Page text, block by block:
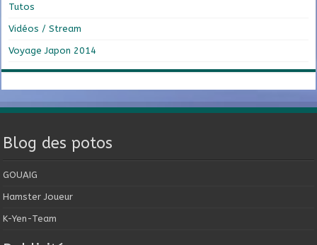
Tutos
Vidéos / Stream
Voyage Japon 2014
Blog des potos
GOUAIG
Hamster Joueur
K-Yen-Team